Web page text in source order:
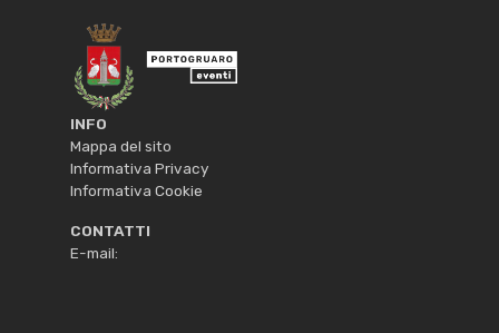
INFO
Mappa del sito
Informativa Privacy
Informativa Cookie
CONTATTI
E-mail: